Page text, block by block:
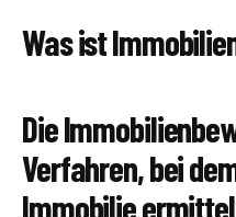
Was ist
Die
Verfahren, bei
Immobilie